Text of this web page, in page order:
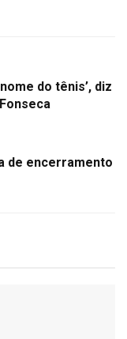
do tênis’, diz
de encerramento